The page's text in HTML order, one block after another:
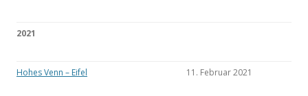
2021
Hohes Venn – Eifel 11. Februar 2021